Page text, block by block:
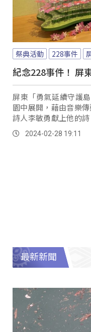
祭典活動 228事件
紀念228事件！ 屏
屏東「勇氣延續守護
園中展開，藉由音樂
詩人李敏勇獻上他的詩
美麗的島嶼。
2024-02-28 19:11
最新新聞